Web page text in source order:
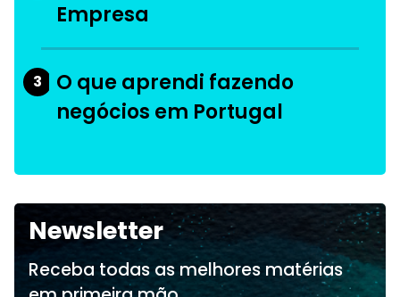
Empresa
3
O que aprendi fazendo
negócios em Portugal
Newsletter
Receba todas as melhores matérias